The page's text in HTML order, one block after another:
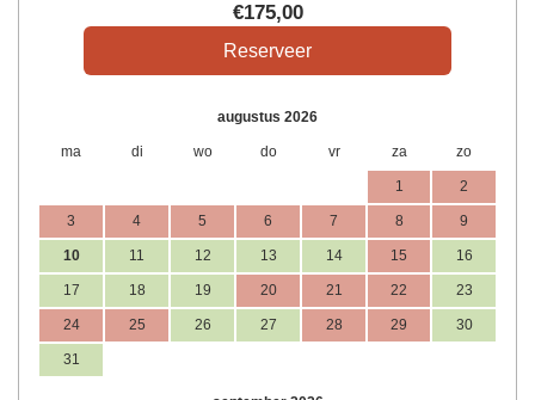
€175,00
augustus 2026
ma di wo do vr za zo
1 2
3 4 5 6 7 8 9
10 11 12 13 14 15 16
17 18 19 20 21 22 23
24 25 26 27 28 29 30
31